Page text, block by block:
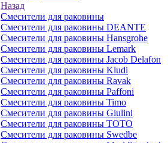
Назад
Смесители для раковины
Смесители для раковины DEANTE
Смесители для раковины Hansgrohe
Смесители для раковины Lemark
Смесители для раковины Jacob Delafon
Смесители для раковины Kludi
Смесители для раковины Ravak
Смесители для раковины Paffoni
Смесители для раковины Timo
Смесители для раковины Giulini
Смесители для раковины TOTO
Смесители для раковины Swedbe